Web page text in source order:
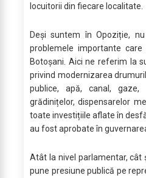
locuitorii din fiecare localitate.
Deși suntem în Opoziție,
problemele importante
Botoșani. Aici ne referim la
privind modernizarea
publice, apă, canal, gaze,
grădinițelor, dispensarelor
toate investițiile aflate în
au fost aprobate în
Atât la nivel parlamentar, cât
pune presiune publică pe